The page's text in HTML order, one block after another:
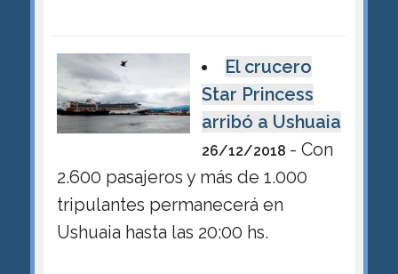
El crucero
Star Princess
arribó a Ushuaia
26/12/2018 - Con
2.600 pasajeros y más de 1.000
tripulantes permanecerá en
Ushuaia hasta las 20:00 hs.